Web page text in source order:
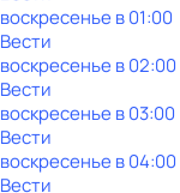
воскресенье в01:00
Вести
воскресенье в02:00
Вести
воскресенье в03:00
Вести
воскресенье в04:00
Вести